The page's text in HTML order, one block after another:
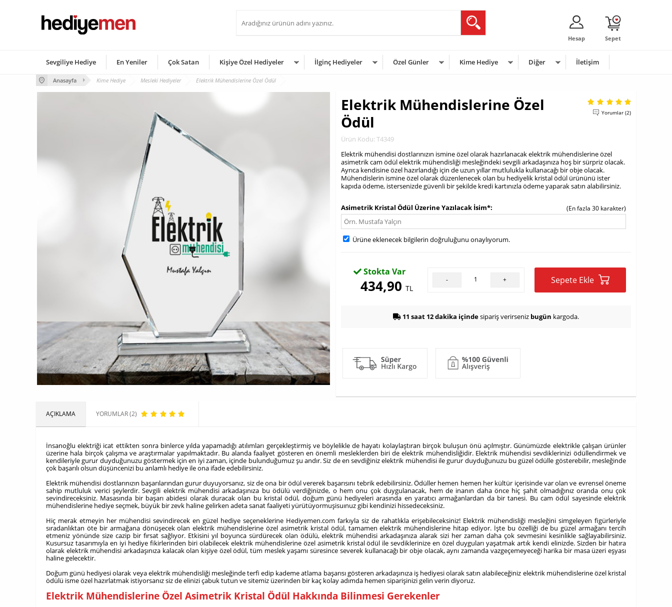
Sepet
Hesap
Sevgiliye Hediye En Yeniler Çok Satan Kişiye Özel Hediyeler İlginç Hediyeler Özel Günler Kime Hediye Diğer İletişim
Anasayfa Kime Hediye Mesleki Hediyeler Elektrik Mühendislerine Özel Ödül
Elektrik Mühendislerine Özel
Ödül
Ürün Kodu: T4349
Yorumlar (2)
Elektrik mühendisi dostlarınızın ismine özel olarak hazırlanacak elektrik mühendislerine özel
asimetrik cam ödül elektrik mühendisliği mesleğindeki sevgili arkadaşınıza hoş bir sürpriz olacak.
Ayrıca kendisine özel hazırlandığı için de uzun yıllar mutlulukla kullanacağı bir obje olacak.
Mühendislerin ismine özel olarak düzenlenecek olan bu hediyelik kristal ödül ürününü ister
kapıda ödeme, istersenizde güvenli bir şekilde kredi kartınızla ödeme yaparak satın alabilirsiniz.
Asimetrik Kristal Ödül Üzerine Yazılacak İsim*
(En fazla 30 karakter)
Ürüne eklenecek bilgilerin doğruluğunu onaylıyorum.
Stokta Var
434,90TL
- + Sepete Ekle
11 saat 12 dakika içindesipariş verirseniz bugün kargoda.
AÇIKLAMA YORUMLAR (2)
İnsanoğlu elektriği icat ettikten sonra binlerce yılda yapamadığı atılımları gerçekleştirmiş ve böylelikle de hayatı kolaylaştıran birçok buluşun önü açılmıştır. Günümüzde elektrikle çalışan ürünler
üzerine hala birçok çalışma ve araştırmalar yapılmaktadır. Bu alanda faaliyet gösteren en önemli mesleklerden biri de elektrik mühendisliğidir. Elektrik mühendisi sevdiklerinizi ödüllendirmek ve
kendileriyle gurur duyduğunuzu göstermek için en iyi zaman, içinde bulunduğumuz şu andır. Siz de en sevdiğiniz elektrik mühendisi ile gurur duyduğunuzu bu güzel ödülle gösterebilir, mesleğinde
çok başarılı olsun düşüncenizi bu anlamlı hediye ile ona ifade edebilirsiniz.
Elektrik mühendisi dostlarınızın başarılarından gurur duyuyorsanız, siz de ona bir ödül vererek başarısını tebrik edebilirsiniz. Ödüller hemen hemen her kültür içerisinde var olan ve evrensel öneme
sahip mutluluk verici şeylerdir. Sevgili elektrik mühendisi arkadaşınıza bu ödülü verdiğinizde, o hem onu çok duygulanacak, hem de inanın daha önce hiç şahit olmadığınız oranda onu çok
sevindireceksiniz. Masasında bir başarı abidesi olarak duracak olan bu kristal ödül, doğum günü hediyeleri arasında en yaratıcı armağanlardan da bir tanesi. Bu cam ödül sayesinde elektrik
mühendislerine hediye seçmek, büyük bir zevk haline gelirken adeta sanat faaliyeti yürütüyormuşisuınuz gibi kendinizi hissedeceksiniz.
Hiç merak etmeyin her mühendisi sevindirecek en güzel hediye seçeneklerine Hediyemen.com farkıyla siz de rahatlıkla erişebileceksiniz! Elektrik mühendisliği mesleğini simgeleyen figürleriyle
sıradanlıktan öte bir armağana dönüşecek olan elektrik mühendislerine özel asimetrik kristal ödül, tamamen elektrik mühendislerine hitap ediyor. İşte bu özelliği de bu güzel armağanı tercih
etmeniz yönünde size cazip bir fırsat sağlıyor. Etkisini yıl boyunca sürdürecek olan ödülü, elektrik mühendisi arkadaşınıza alarak sizi her zaman daha çok sevmesini kesinlikle sağlayabilirsiniz.
Kusursuz tasarımıyla en iyi hediye fikirlerinden biri olabilecek elektrik mühendislerine özel asimetrik kristal ödül ile sevdiklerinize en özel duyguları yaşatmak artık kendi elinizde. Sizden bir hatıra
olarak elektrik mühendisi arkadaşınıza kalacak olan kişiye özel ödül, tüm meslek yaşamı süresince severek kullanacağı bir obje olacak, aynı zamanda vazgeçemeyeceği harika bir masa üzeri eşyası
haline gelecektir.
Doğum günü hediyesi olarak veya elektrik mühendisliği mesleğinde terfi edip kademe atlama başarısı gösteren arkadaşınıza iş hediyesi olarak satın alabileceğiniz elektrik mühendislerine özel kristal
ödülü isme özel hazırlatmak istiyorsanız siz de elinizi çabuk tutun ve sitemiz üzerinden bir kaç kolay adımda hemen siparişinizi gelin verin diyoruz.
Elektrik Mühendislerine Özel Asimetrik Kristal Ödül Hakkında Bilinmesi Gerekenler